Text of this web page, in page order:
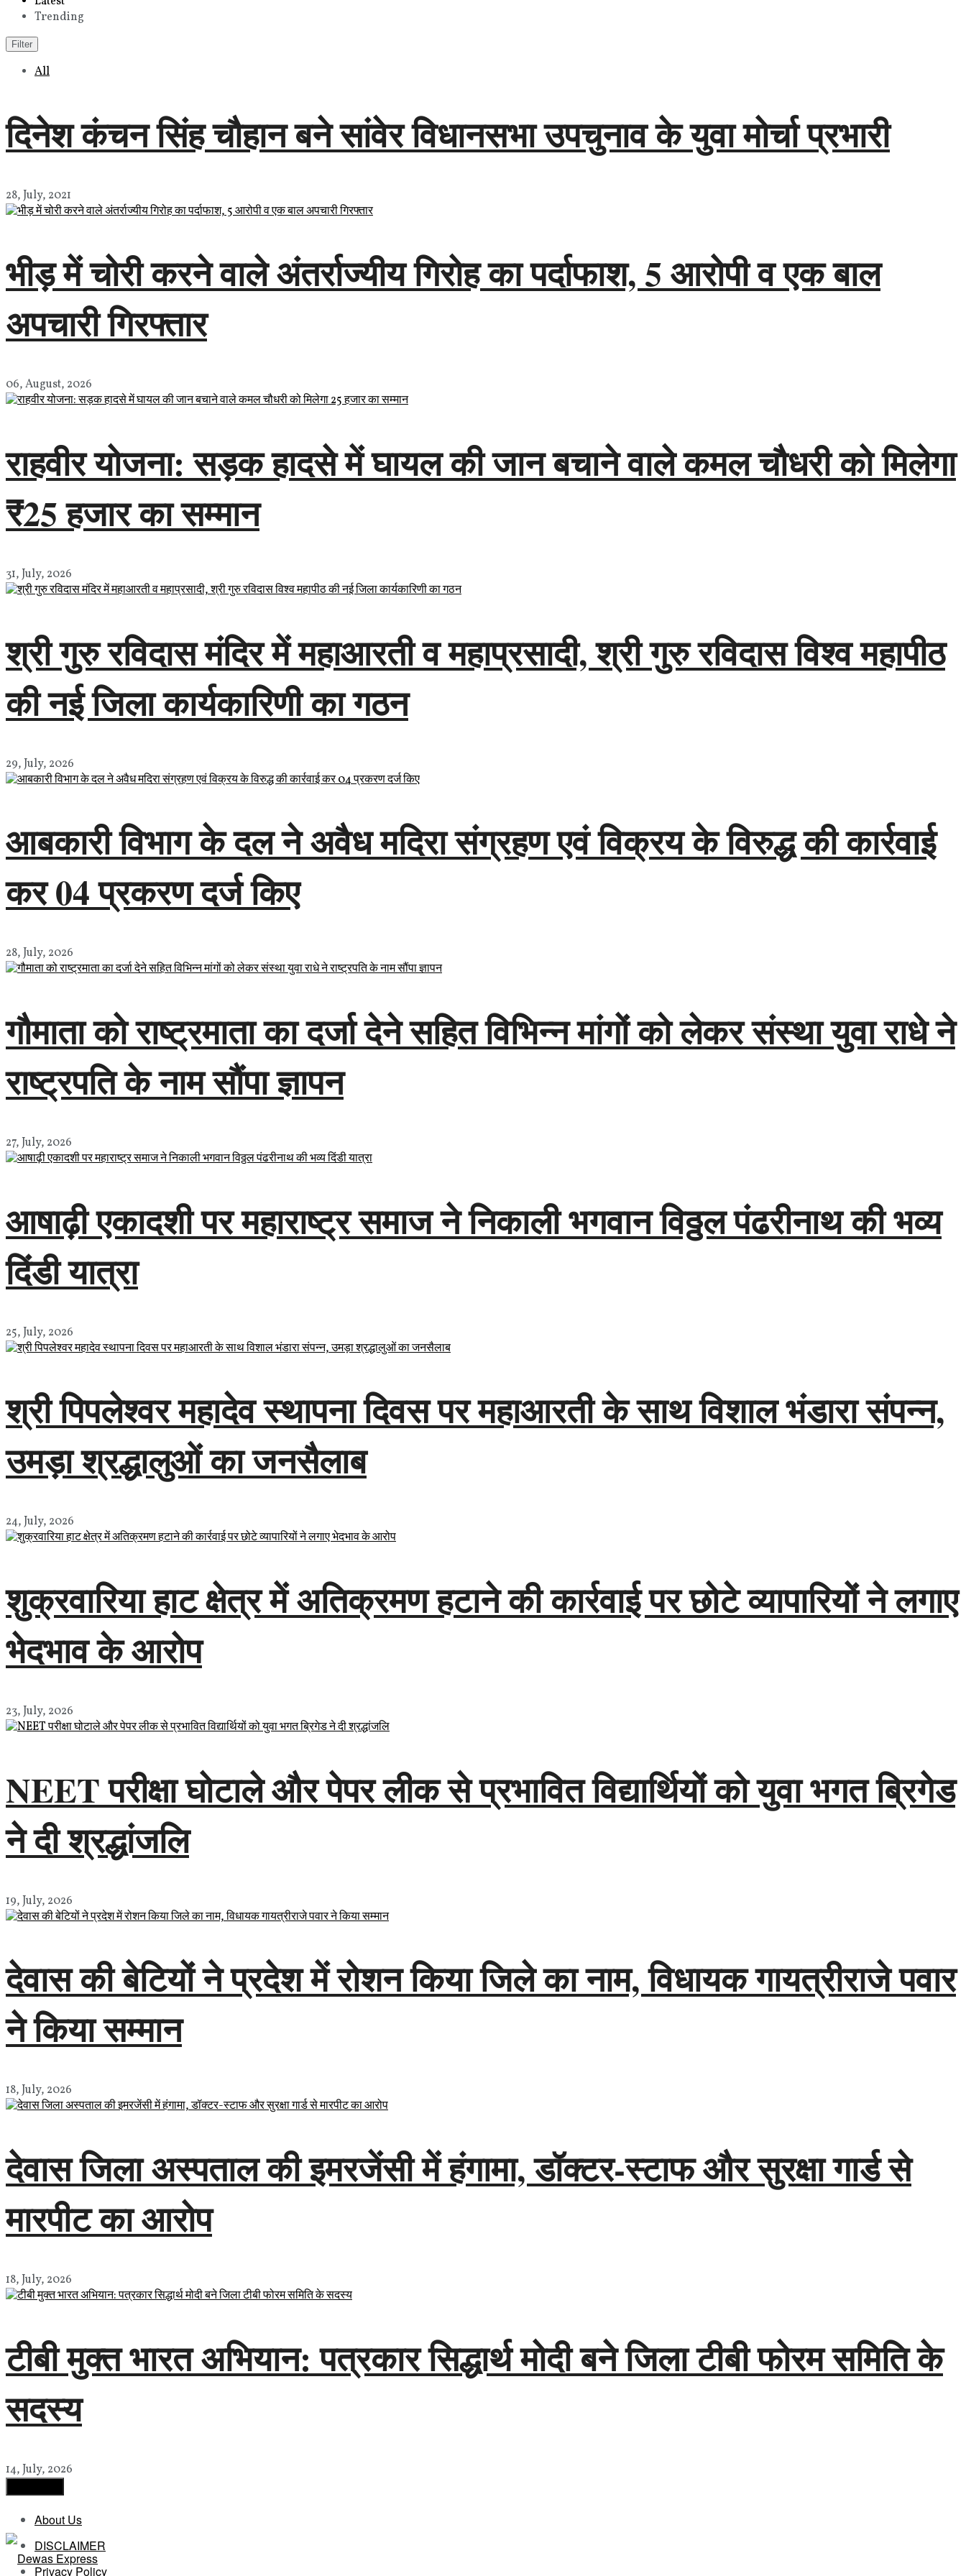
Trending
Filter
All
दिनेश कंचन सिंह चौहान बने सांवेर विधानसभा उपचुनाव के युवा मोर्चा प्रभारी
28, July, 2021
भीड़ में चोरी करने वाले अंतर्राज्यीय गिरोह का पर्दाफाश, 5 आरोपी व एक बाल
अपचारी गिरफ्तार
06, August, 2026
राहवीर योजना: सड़क हादसे में घायल की जान बचाने वाले कमल चौधरी को मिलेगा
₹25 हजार का सम्मान
31, July, 2026
श्री गुरु रविदास मंदिर में महाआरती व महाप्रसादी, श्री गुरु रविदास विश्व महापीठ
की नई जिला कार्यकारिणी का गठन
29, July, 2026
आबकारी विभाग के दल ने अवैध मदिरा संग्रहण एवं विक्रय के विरुद्ध की कार्रवाई
कर 04 प्रकरण दर्ज किए
28, July, 2026
गौमाता को राष्ट्रमाता का दर्जा देने सहित विभिन्न मांगों को लेकर संस्था युवा राधे ने
राष्ट्रपति के नाम सौंपा ज्ञापन
27, July, 2026
आषाढ़ी एकादशी पर महाराष्ट्र समाज ने निकाली भगवान विठ्ठल पंढरीनाथ की भव्य
दिंडी यात्रा
25, July, 2026
श्री पिपलेश्वर महादेव स्थापना दिवस पर महाआरती के साथ विशाल भंडारा संपन्न,
उमड़ा श्रद्धालुओं का जनसैलाब
24, July, 2026
शुक्रवारिया हाट क्षेत्र में अतिक्रमण हटाने की कार्रवाई पर छोटे व्यापारियों ने लगाए
भेदभाव के आरोप
23, July, 2026
NEET परीक्षा घोटाले और पेपर लीक से प्रभावित विद्यार्थियों को युवा भगत ब्रिगेड
ने दी श्रद्धांजलि
19, July, 2026
देवास की बेटियों ने प्रदेश में रोशन किया जिले का नाम, विधायक गायत्रीराजे पवार
ने किया सम्मान
18, July, 2026
देवास जिला अस्पताल की इमरजेंसी में हंगामा, डॉक्टर-स्टाफ और सुरक्षा गार्ड से
मारपीट का आरोप
18, July, 2026
टीबी मुक्त भारत अभियान: पत्रकार सिद्धार्थ मोदी बने जिला टीबी फोरम समिति के
सदस्य
14, July, 2026
About Us
DISCLAIMER
Privacy Policy